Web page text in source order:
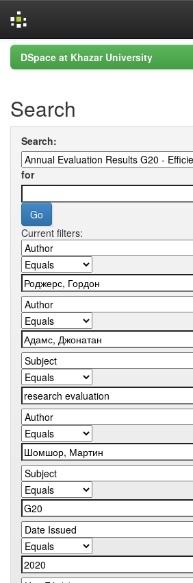
Skip
navigation
DSpace at Khazar University
Search
Search:
for
Current filters: